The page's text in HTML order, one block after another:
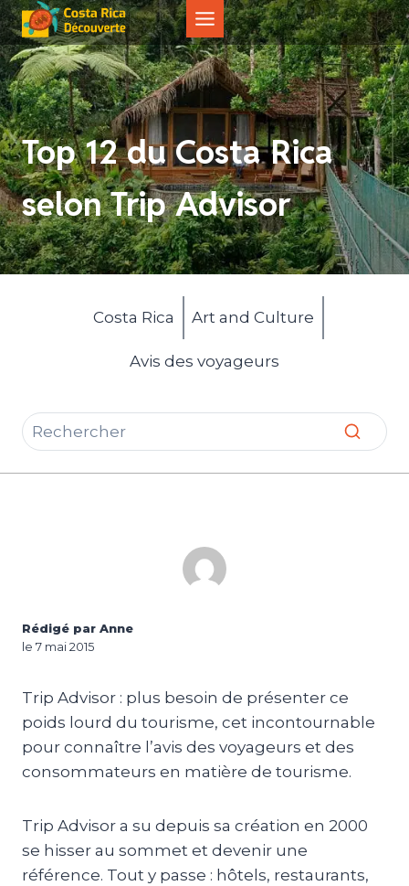
Aller
au
contenu
Top 12 du Costa Rica
selon Trip Advisor
Costa Rica Art and Culture
Avis des voyageurs
Rédigé par Anne
le 7 mai 2015
Trip Advisor : plus besoin de présenter ce
poids lourd du tourisme, cet incontournable
pour connaître l’avis des voyageurs et des
consommateurs en matière de tourisme.
Trip Advisor a su depuis sa création en 2000
se hisser au sommet et devenir une
référence. Tout y passe : hôtels, restaurants,